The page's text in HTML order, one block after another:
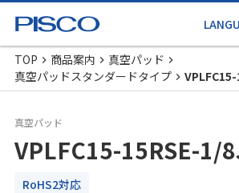
TOP 商品案内
真空パッド
真空パッドスタンダードタイプ
真空パッド
VPLFC15-15RSE-1/
RoHS2対応